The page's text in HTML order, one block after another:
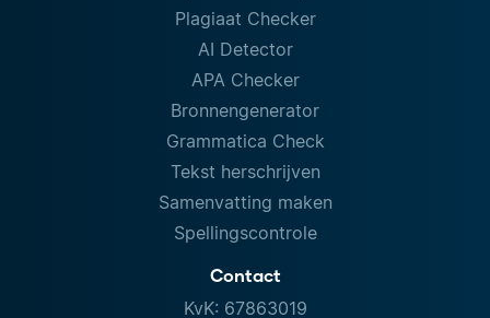
Plagiaat Checker
AI Detector
APA Checker
Bronnengenerator
Grammatica Check
Tekst herschrijven
Samenvatting maken
Spellingscontrole
Contact
KvK: 67863019